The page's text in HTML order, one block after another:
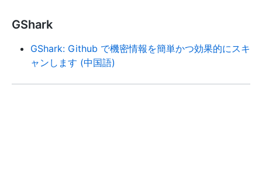
GShark
GShark: Github で機密情報を簡単かつ効果的にスキ
ャンします (中国語)